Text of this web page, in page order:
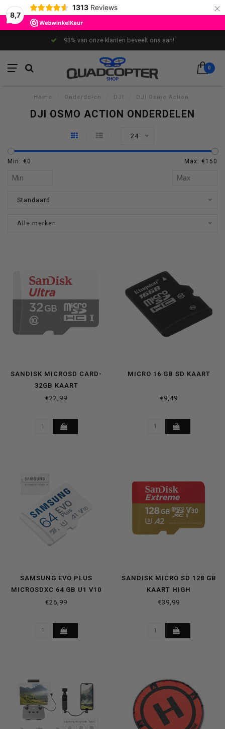
8,7
1313 Reviews ×
93% van onze klanten beveelt ons aan!
0
Home Onderdelen DJI DJI Osmo Action
DJI OSMO ACTION ONDERDELEN
24
Min: €0 Max: €150
Standaard
Alle merken
SANDISK MICROSD CARD-
32GB KAART
€22,99
MICRO 16 GB SD KAART
€9,49
SAMSUNG EVO PLUS
MICROSDXC 64 GB U1 V10
€26,99
SANDISK MICRO SD 128 GB
KAART HIGH
PERFORMANCE
€39,99